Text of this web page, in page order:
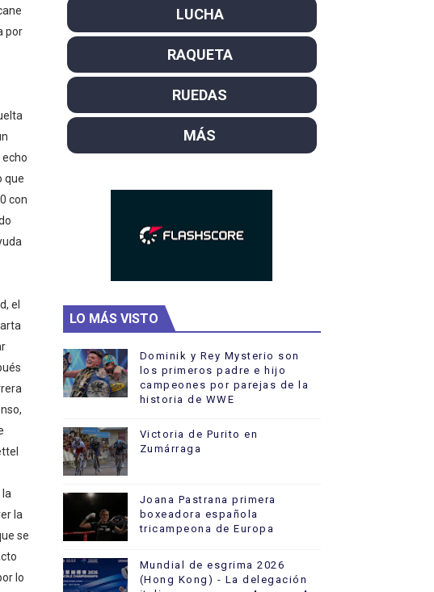
de la AUSL
Travé campeón del mundo. Bronces para David Llorente y Miren
los pentacampeones, los más laureados
del año como campeón
Ana Carvajal en plataforma. 5 orazos para Chiara Pellacani,
por
que
con
el
la
se
lo
LUCHA
RAQUETA
RUEDAS
MÁS
LO MÁS VISTO
Dominik y Rey Mysterio son
los primeros padre e hijo
campeones por parejas de la
historia de WWE
Victoria de Purito en
Zumárraga
Joana Pastrana primera
boxeadora española
tricampeona de Europa
Mundial de esgrima 2026
(Hong Kong) - La delegación